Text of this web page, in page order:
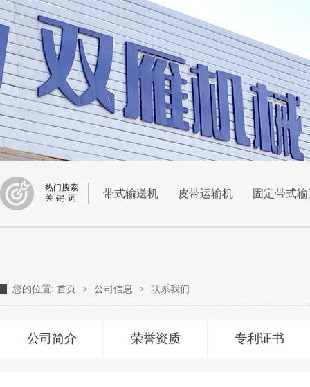
热门搜索
关键词
带式输送机 皮带运输机 固定带式
您的位置: 首页 > 公司信息 > 联系我们
公司简介 荣誉资质 专利证书